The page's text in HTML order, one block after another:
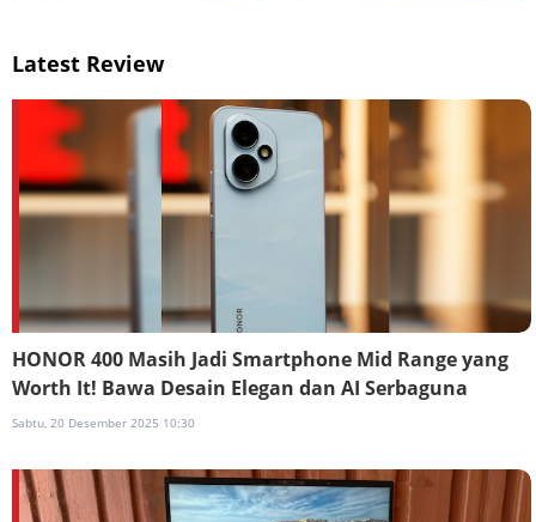
Latest Review
HONOR 400 Masih Jadi Smartphone Mid Range yang
Worth It! Bawa Desain Elegan dan AI Serbaguna
Sabtu, 20 Desember 2025 10:30